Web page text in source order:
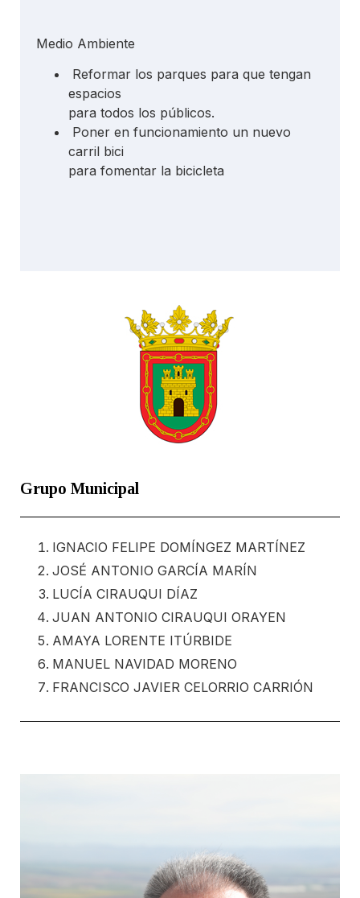
Medio Ambiente
Reformar los parques para que tengan
espacios
para todos los públicos.
Poner en funcionamiento un nuevo
carril bici
para fomentar la bicicleta
Grupo Municipal
IGNACIO FELIPE DOMÍNGEZ MARTÍNEZ
JOSÉ ANTONIO GARCÍA MARÍN
LUCÍA CIRAUQUI DÍAZ
JUAN ANTONIO CIRAUQUI ORAYEN
AMAYA LORENTE ITÚRBIDE
MANUEL NAVIDAD MORENO
FRANCISCO JAVIER CELORRIO CARRIÓN